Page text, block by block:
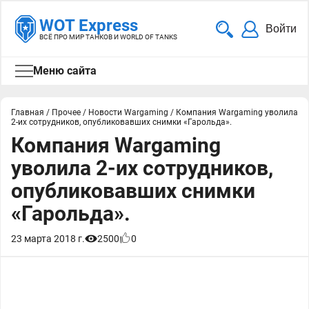
WOT Express
ВСЁ ПРО МИР ТАНКОВ И WORLD OF TANKS
Войти
Меню сайта
Главная / Прочее / Новости Wargaming / Компания Wargaming уволила
2-их сотрудников, опубликовавших снимки «Гарольда».
Компания Wargaming
уволила 2-их сотрудников,
опубликовавших снимки
«Гарольда».
23 марта 2018 г. 2500 0